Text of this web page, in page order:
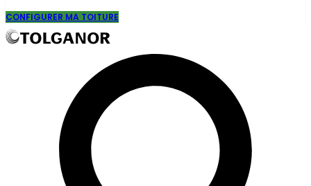
CONFIGURER MA TOITURE